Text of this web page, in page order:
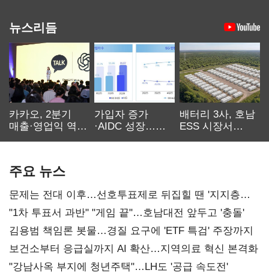
뉴스리듬
카카오, 2분기
매출·영업익 역대
가입자 증가
·AIDC 성장…
배터리 3사, 호남
ESS 시장서
주요 뉴스
문제는 전대 이후…선호투표제로 뒤집힐 땐 '지지층
불복'
"1차 투표서 과반" "게임 끝"…호남대전 앞두고 '충돌'
김용범 책임론 봇물…경질 요구에 'ETF 특검' 주장까지
보건소부터 응급실까지 AI 확산…지역의료 혁신 본격화
"강남사옥 부지에 청년주택"…LH도 '공급 속도전'